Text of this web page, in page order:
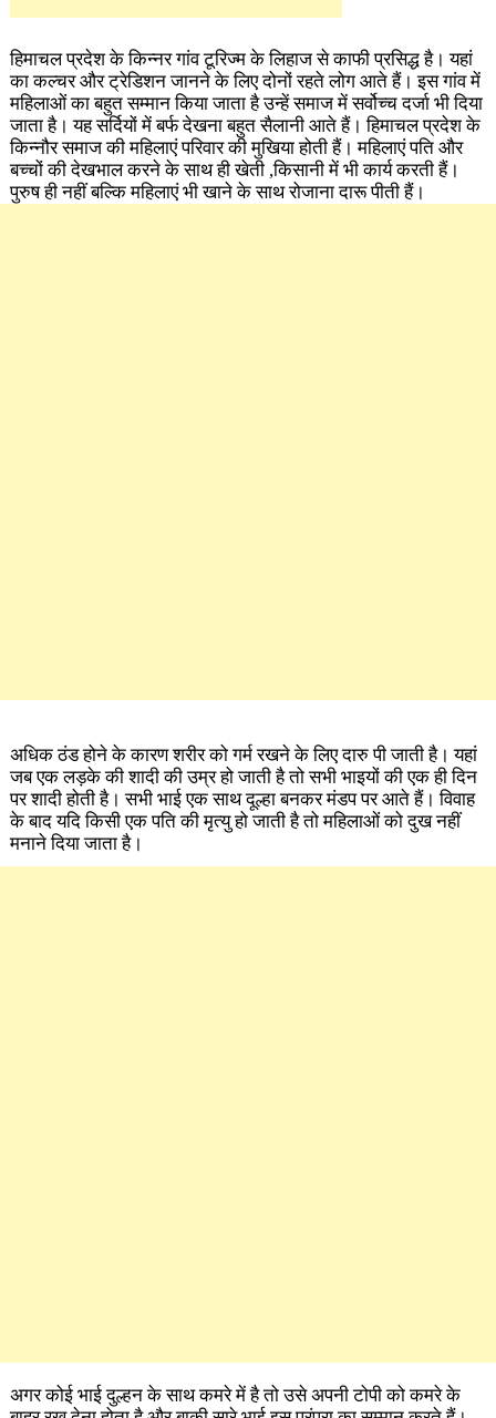
हिमाचल प्रदेश के किन्नर गांव टूरिज्म के लिहाज से काफी प्रसिद्ध है। यहां
का कल्चर और ट्रेडिशन जानने के लिए दोनों रहते लोग आते हैं। इस गांव में
महिलाओं का बहुत सम्मान किया जाता है उन्हें समाज में सर्वोच्च दर्जा भी दिया
जाता है। यह सर्दियों में बर्फ देखना बहुत सैलानी आते हैं। हिमाचल प्रदेश के
किन्नौर समाज की महिलाएं परिवार की मुखिया होती हैं। महिलाएं पति और
बच्चों की देखभाल करने के साथ ही खेती ,किसानी में भी कार्य करती हैं।
पुरुष ही नहीं बल्कि महिलाएं भी खाने के साथ रोजाना दारू पीती हैं।
अधिक ठंड होने के कारण शरीर को गर्म रखने के लिए दारु पी जाती है। यहां
जब एक लड़के की शादी की उम्र हो जाती है तो सभी भाइयों की एक ही दिन
पर शादी होती है। सभी भाई एक साथ दूल्हा बनकर मंडप पर आते हैं। विवाह
के बाद यदि किसी एक पति की मृत्यु हो जाती है तो महिलाओं को दुख नहीं
मनाने दिया जाता है।
अगर कोई भाई दुल्हन के साथ कमरे में है तो उसे अपनी टोपी को कमरे के